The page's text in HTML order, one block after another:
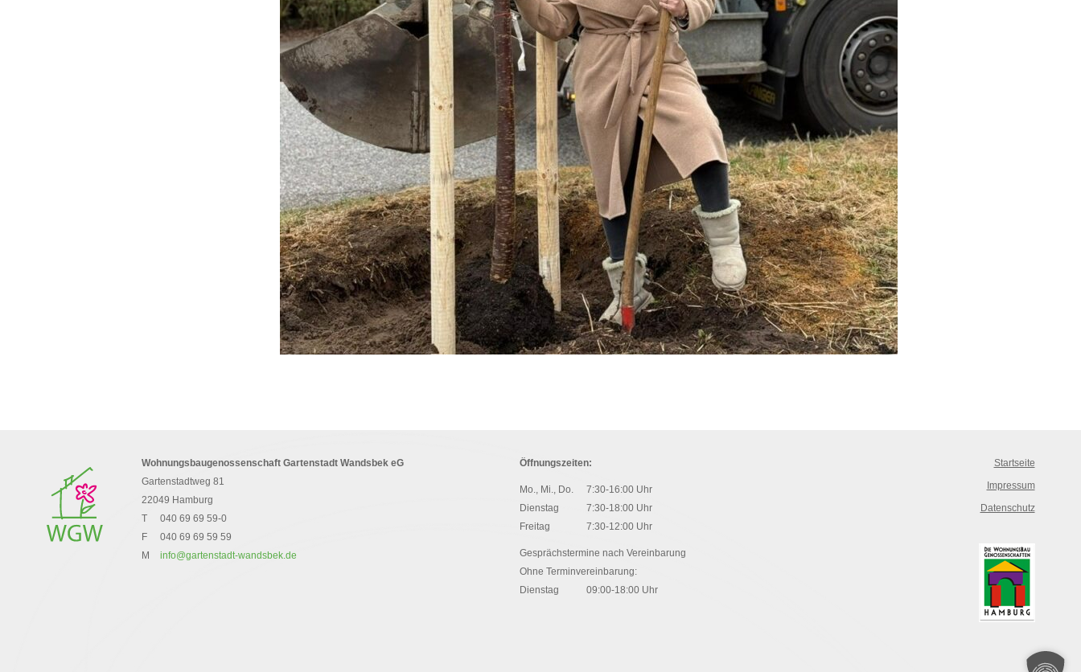
Wohnungsbaugenossenschaft Gartenstadt Wandsbek eG
Gartenstadtweg 81
22049 Hamburg
T
040 69 69 59-0
F
040 69 69 59 59
M
info@gartenstadt-wandsbek.de
Öffnungszeiten:
Mo., Mi., Do.
7:30-16:00 Uhr
Dienstag
7:30-18:00 Uhr
Freitag
7:30-12:00 Uhr
Gesprächstermine nach Vereinbarung
Ohne Terminvereinbarung:
Dienstag
09:00-18:00 Uhr
Startseite
Impressum
Datenschutz